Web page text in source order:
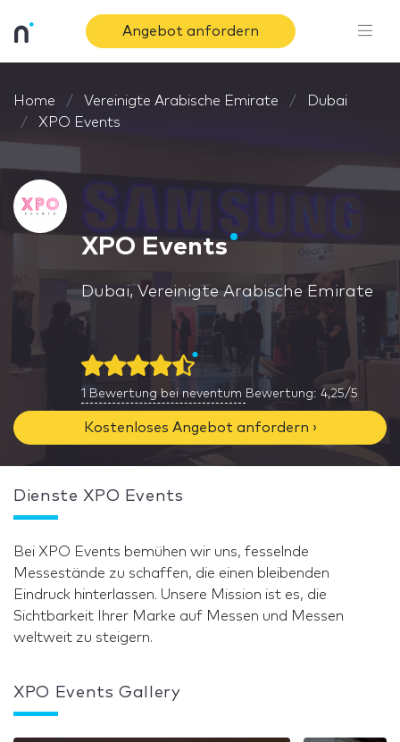
Angebot anfordern
Home Vereinigte Arabische Emirate
Dubai
XPO Events
XPO Events
Dubai, Vereinigte Arabische Emirate
1 Bewertung bei neventum Bewertung: 4,25/5
Kostenloses Angebot anfordern ›
Dienste XPO Events
Bei XPO Events bemühen wir uns, fesselnde
Messestände zu schaffen, die einen bleibenden
Eindruck hinterlassen. Unsere Mission ist es, die
Sichtbarkeit Ihrer Marke auf Messen und Messen
weltweit zu steigern.
XPO Events Gallery